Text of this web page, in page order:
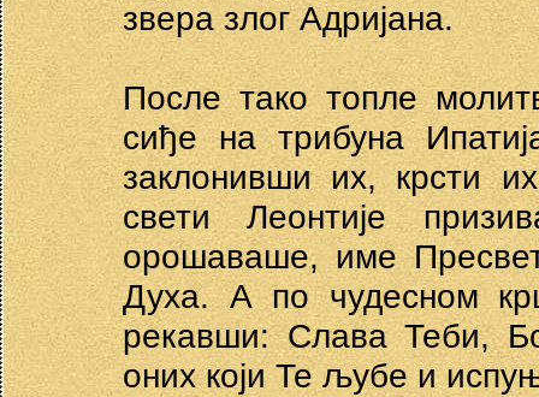
звера злог Адријана.
После тако топле
сиђе на трибуна
заклонивши их, крсти
свети Леонтије
орошаваше, име
Духа. А по чудесном
рекавши: Слава Теби,
оних који Те љубе и